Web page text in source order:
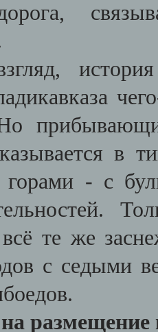
история
в
- с
те же
с седыми
размещение